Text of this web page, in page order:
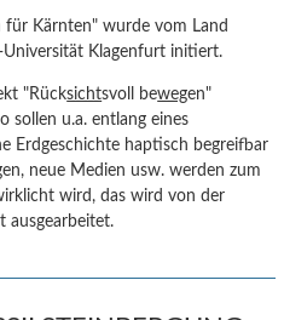
Kärnten" wurde vom Land
Klagenfurt initiert.
"Rücksichtsvoll bewegen"
sollen u.a. entlang eines
Erdgeschichte haptisch begreifbar
neue Medien usw. werden zum
wird, das wird von der
ausgearbeitet.